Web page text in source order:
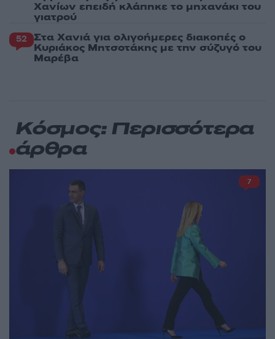
Χανίων επειδή κλάπηκε το μηχανάκι του
γιατρού
52 Στα Χανιά για ολιγοήμερες διακοπές ο
Κυριάκος Μητσοτάκης με την σύζυγό του
Μαρέβα
Κόσμος: Περισσότερα
άρθρα
7